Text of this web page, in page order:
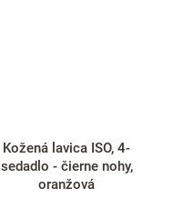
Kožená lavica ISO, 4-
sedadlo - čierne nohy,
oranžová